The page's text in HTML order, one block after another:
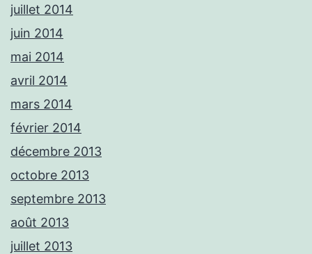
juillet 2014
juin 2014
mai 2014
avril 2014
mars 2014
février 2014
décembre 2013
octobre 2013
septembre 2013
août 2013
juillet 2013